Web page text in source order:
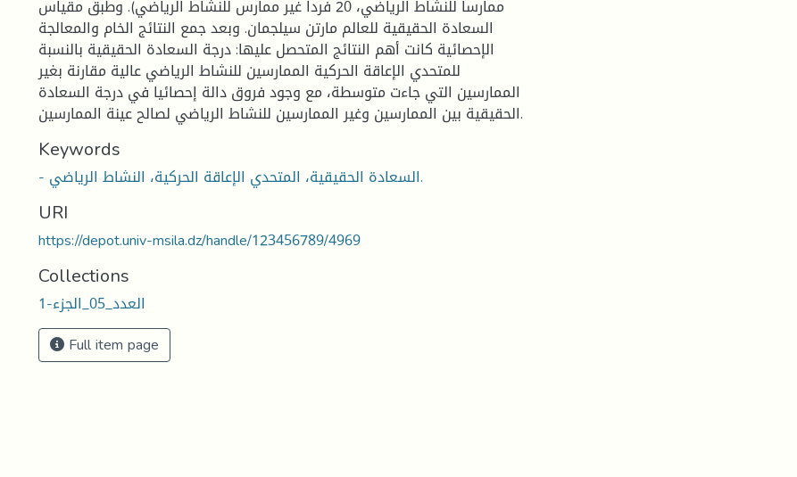
ممارسا للنشاط الرياضي، 20 فردا غير ممارس للنشاط الرياضي). وطبق مقياس
السعادة الحقيقية للعالم مارتن سيلجمان. وبعد جمع النتائج الخام والمعالجة
الإحصائية كانت أهم النتائج المتحصل عليها: درجة السعادة الحقيقية بالنسبة
للمتحدي الإعاقة الحركية الممارسين للنشاط الرياضي عالية مقارنة بغير
الممارسين التي جاءت متوسطة، مع وجود فروق دالة إحصائيا في درجة السعادة
الحقيقية بين الممارسين وغير الممارسين للنشاط الرياضي لصالح عينة الممارسين.
Keywords
- السعادة الحقيقية، المتحدي الإعاقة الحركية، النشاط الرياضي.
URI
https://depot.univ-msila.dz/handle/123456789/4969
Collections
العدد_05_الجزء-1
Full item page